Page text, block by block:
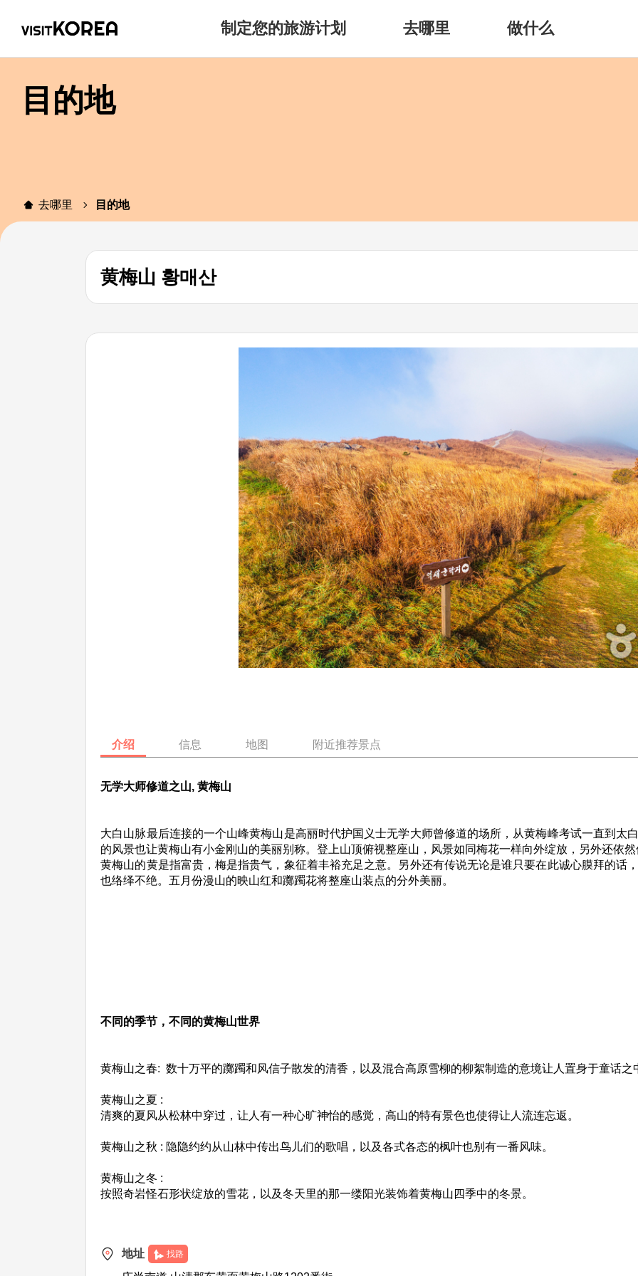
制定您的旅游计划 去哪里 做什么
目的地
去哪里 目的地
黄梅山 황매산
介绍 信息 地图 附近推荐景点
无学大师修道之山, 黄梅山
大白山脉最后连接的一个山峰黄梅山是高丽时代护国义士无学大师曾修道的场所，从黄梅峰考试一直到太
的风景也让黄梅山有小金刚山的美丽别称。登上山顶俯视整座山，风景如同梅花一样向外绽放，另外还依
黄梅山的黄是指富贵，梅是指贵气，象征着丰裕充足之意。另外还有传说无论是谁只要在此诚心膜拜的话
也络绎不绝。五月份漫山的映山红和躑躅花将整座山装点的分外美丽。
不同的季节，不同的黄梅山世界
黄梅山之春: 数十万平的躑躅和风信子散发的清香，以及混合高原雪柳的柳絮制造的意境让人置身于童话之
黄梅山之夏 :
清爽的夏风从松林中穿过，让人有一种心旷神怡的感觉，高山的特有景色也使得让人流连忘返。
黄梅山之秋 : 隐隐约约从山林中传出鸟儿们的歌唱，以及各式各态的枫叶也别有一番风味。
黄梅山之冬 :
按照奇岩怪石形状绽放的雪花，以及冬天里的那一缕阳光装饰着黄梅山四季中的冬景。
地址 找路